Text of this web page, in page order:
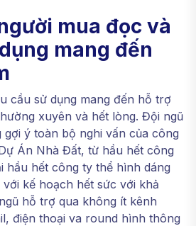
mua đọc và
mang đến
cầu sử dụng mang đến hỗ trợ
xuyên và hết lòng. Đội ngũ
ý toàn bộ nghi vấn của công
Án Nhà Đất, từ hầu hết công
hầu hết công ty thể hình dáng
kế hoạch hết sức với khả
hỗ trợ qua không ít kênh
điện thoại va round hình thông